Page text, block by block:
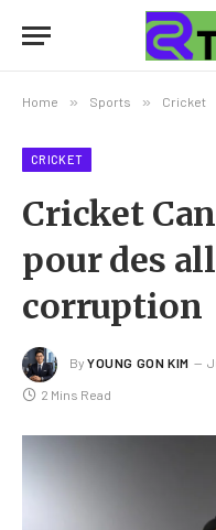
Home » Sports » Cricket
CRICKET
Cricket
pour des
corruption
By YOUNG GON KIM
2 Mins Read